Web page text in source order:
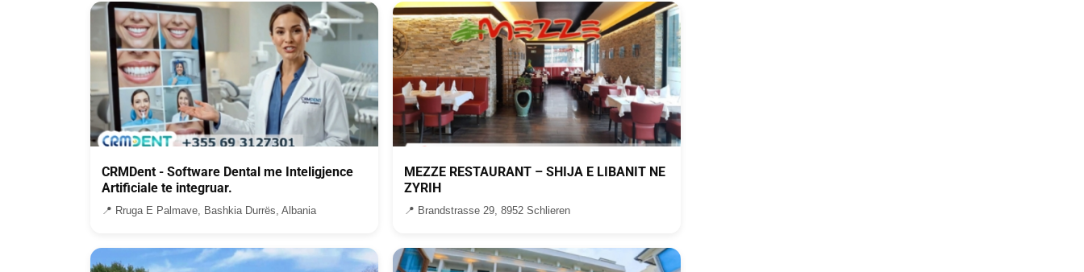
CRMDent - Software Dental me Inteligjence
Artificiale te integruar.
📍 Rruga E Palmave, Bashkia Durrës, Albania
MEZZE RESTAURANT – SHIJA E LIBANIT NE
ZYRIH
📍 Brandstrasse 29, 8952 Schlieren